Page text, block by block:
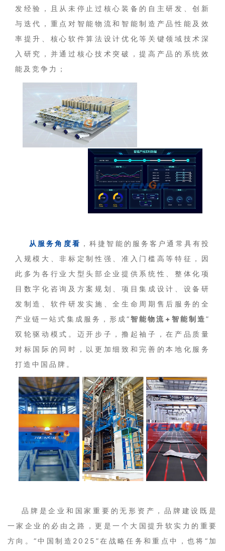
发经验，且从未停止过核心装备的自主研发、创新
与迭代，重点对智能物流和智能制造产品性能及效
率提升、核心软件算法设计优化等关键领域技术深
入研究，并通过核心技术突破，提高产品的系统效
能及竞争力；
从服务角度看 ，科捷智能的服务客户通常具有投
入规模大、非标定制性强、准入门槛高等特征，因
此多为各行业大型头部企业提供系统性、整体化项
目数字化咨询及方案规划、项目集成设计、设备研
发制造、软件研发实施、全生命周期售后服务的全
产业链一站式集成服务，形成“智能物流+智能制造”
双轮驱动模式。迈开步子，撸起袖子，在产品质量
对标国际的同时，以更加细致和完善的本地化服务
打造中国品牌。
品牌是企业和国家重要的无形资产，品牌建设既是
一家企业的必由之路，更是一个大国提升软实力的重要
方向。“中国制造2025”在战略任务和重点中，也将“加